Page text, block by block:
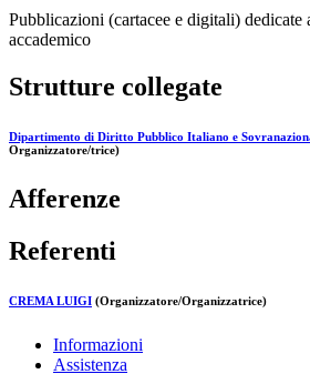
Pubblicazioni (cartacee e digitali) dedicate
accademico
Strutture collegate
Dipartimento di Diritto Pubblico Italiano e
Organizzatore/trice)
Afferenze
Referenti
CREMA LUIGI (Organizzatore/Organizzatrice)
Informazioni
Assistenza